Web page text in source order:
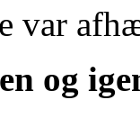
var
og